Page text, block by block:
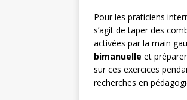
Pour les praticiens
s’agit de taper des
activées par la main
bimanuelle et
sur ces exercices
recherches en